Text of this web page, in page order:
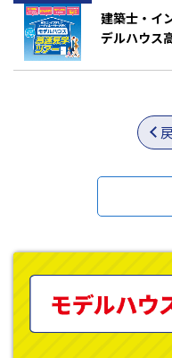
建築士・イ
デルハウス